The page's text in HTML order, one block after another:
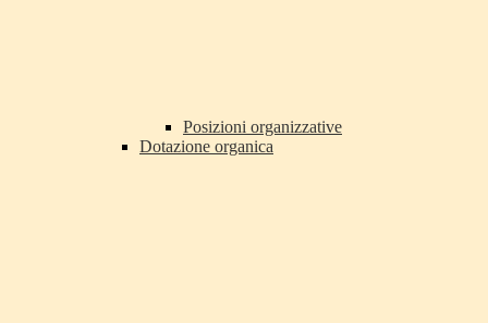
Posizioni organizzative
Dotazione organica